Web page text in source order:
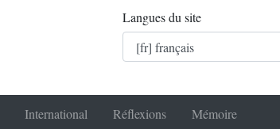
Langues du site
International Réflexions Mémoire